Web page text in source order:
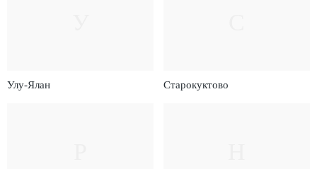
Улу-Ялан Старокуктово